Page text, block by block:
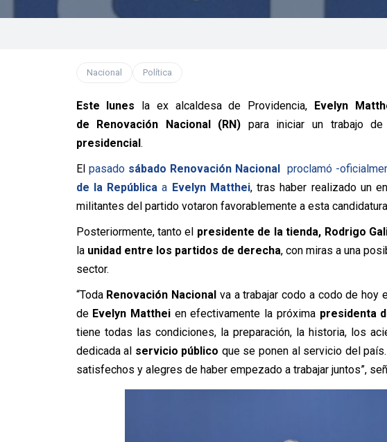
Nacional Política
Este lunes la ex alcaldesa de Providencia, Evelyn
de Renovación Nacional (RN) para iniciar un trabajo de
presidencial.
El pasado sábado Renovación Nacional proclamó -
de la República a Evelyn Matthei, tras haber realizado un
militantes del partido votaron favorablemente a esta
Posteriormente, tanto el presidente de la tienda, Rodrigo
la unidad entre los partidos de derecha, con miras a una
sector.
“Toda Renovación Nacional va a trabajar codo a codo de hoy
de Evelyn Mattheien efectivamente la próxima presidenta
tiene todas las condiciones, la preparación, la historia, los
dedicada al servicio público que se ponen al servicio del
satisfechos y alegres de haber empezado a trabajar juntos”,